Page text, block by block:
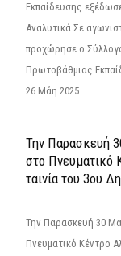
Εκπαίδευσης
Αναλυτικά Σε
προχώρησε ο
Πρωτοβάθμιας
26 Μάη 2025...
Την Παρασκευή
στο Πνευματικό
ταινία του 3ου
Την Παρασκευή 30
Πνευματικό Κέντρο